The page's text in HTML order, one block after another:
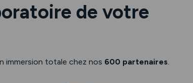
de votre
immersion totale chez nos 600 partenaires.